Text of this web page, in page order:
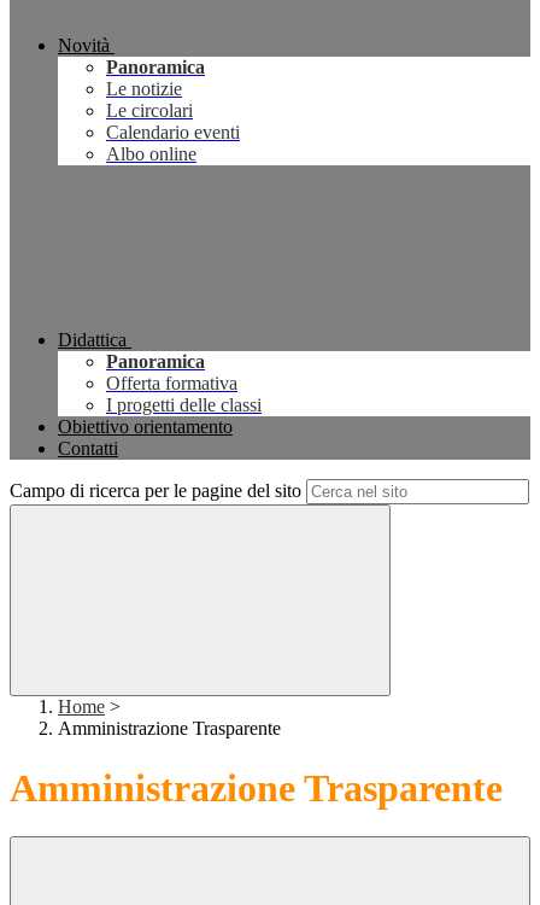
Novità
Panoramica
Le notizie
Le circolari
Calendario eventi
Albo online
Didattica
Panoramica
Offerta formativa
I progetti delle classi
Obiettivo orientamento
Contatti
Campo di ricerca per le pagine del sito
Home >
Amministrazione Trasparente
Amministrazione Trasparente